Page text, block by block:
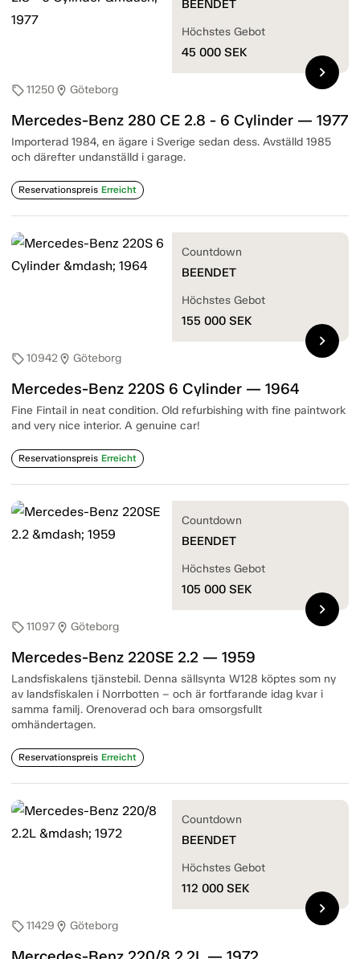
sell11250 location_on Göteborg
Mercedes-Benz 280 CE 2.8 - 6 Cylinder — 1977
Importerad 1984, en ägare i Sverige sedan dess. Avställd 1985
och därefter undanställd i garage.
Reservationspreis Erreicht
BEENDET
Höchstes Gebot
45 000 SEK
chevron_right
sell10942location_on Göteborg
Mercedes-Benz 220S 6 Cylinder — 1964
Fine Fintail in neat condition. Old refurbishing with fine paintwork
and very nice interior. A genuine car!
Reservationspreis Erreicht
Countdown
BEENDET
Höchstes Gebot
155 000 SEK
chevron_right
sell11097location_on Göteborg
Mercedes-Benz 220SE 2.2 — 1959
Landsfiskalens tjänstebil. Denna sällsynta W128 köptes som ny
av landsfiskalen i Norrbotten – och är fortfarande idag kvar i
samma familj. Orenoverad och bara omsorgsfullt
omhändertagen.
Reservationspreis Erreicht
Countdown
BEENDET
Höchstes Gebot
105 000 SEK
chevron_right
sell11429 location_on Göteborg
Countdown
BEENDET
Höchstes Gebot
112 000 SEK
chevron_right